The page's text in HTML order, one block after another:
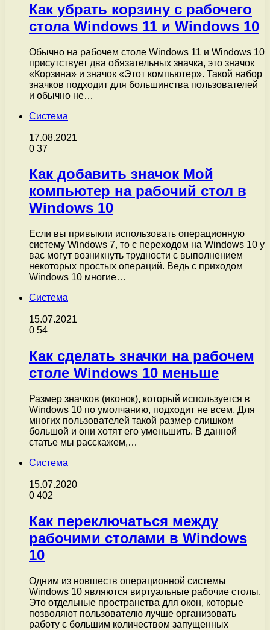
Как убрать корзину с рабочего
стола Windows 11 и Windows 10
Обычно на рабочем столе Windows 11 и Windows 10
присутствует два обязательных значка, это значок
«Корзина» и значок «Этот компьютер». Такой набор
значков подходит для большинства пользователей
и обычно не…
Система
17.08.2021
0 37
Как добавить значок Мой
компьютер на рабочий стол в
Windows 10
Если вы привыкли использовать операционную
систему Windows 7, то с переходом на Windows 10 у
вас могут возникнуть трудности с выполнением
некоторых простых операций. Ведь с приходом
Windows 10 многие…
Система
15.07.2021
0 54
Как сделать значки на рабочем
столе Windows 10 меньше
Размер значков (иконок), который используется в
Windows 10 по умолчанию, подходит не всем. Для
многих пользователей такой размер слишком
большой и они хотят его уменьшить. В данной
статье мы расскажем,…
Система
15.07.2020
0 402
Как переключаться между
рабочими столами в Windows
10
Одним из новшеств операционной системы
Windows 10 являются виртуальные рабочие столы.
Это отдельные пространства для окон, которые
позволяют пользователю лучше организовать
работу с большим количеством запущенных